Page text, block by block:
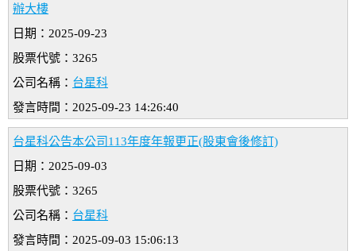
辦大樓
日期：2025-09-23
股票代號：3265
公司名稱： 台星科
發言時間：2025-09-23 14:26:40
台星科公告本公司113年度年報更正(股東會後修訂)
日期：2025-09-03
股票代號：3265
公司名稱： 台星科
發言時間：2025-09-03 15:06:13